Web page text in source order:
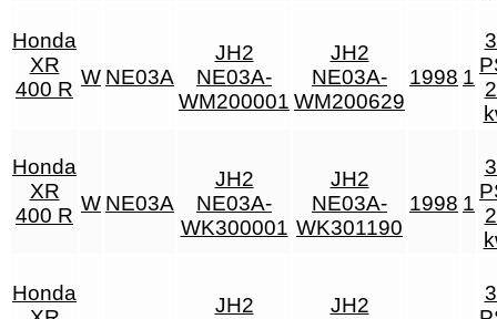
Honda
XR
400 R
W NE03A
JH2
NE03A-
WM200001
JH2
NE03A-
WM200629
1998 1
Honda
XR
400 R
W NE03A
JH2
NE03A-
WK300001
JH2
NE03A-
WK301190
1998 1
Honda
JH2
JH2